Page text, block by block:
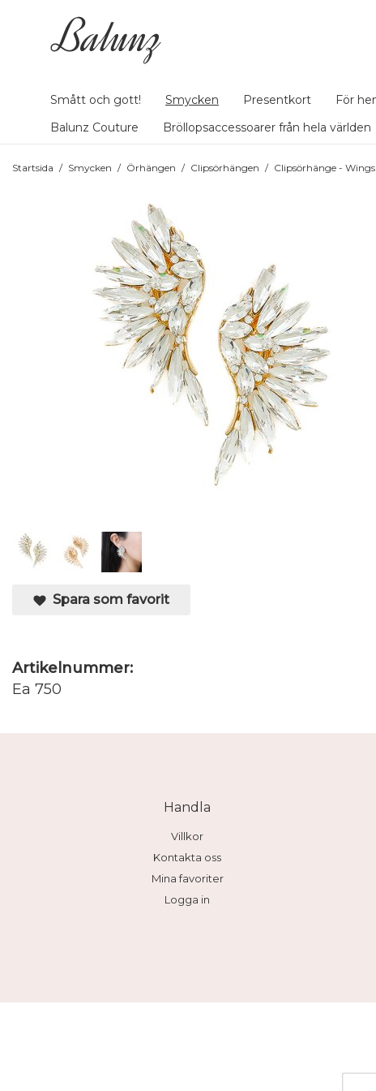
Smått och gott! Smycken Presentkort För
Balunz Couture
Bröllopsaccessoarer från hela världen
Startsida / Smycken / Örhängen / Clipsörhängen / Clipsörhänge -
Spara som favorit
Artikelnummer:
Ea 750
Handla
Villkor
Kontakta oss
Mina favoriter
Logga in